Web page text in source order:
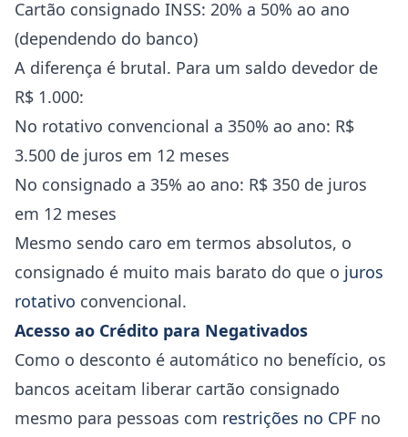
Cartão consignado INSS: 20% a 50% ao ano
(dependendo do banco)
A diferença é brutal. Para um saldo devedor de
R$ 1.000:
No rotativo convencional a 350% ao ano: R$
3.500 de juros em 12 meses
No consignado a 35% ao ano: R$ 350 de juros
em 12 meses
Mesmo sendo caro em termos absolutos, o
consignado é muito mais barato do que o juros
rotativo convencional.
Acesso ao Crédito para Negativados
Como o desconto é automático no benefício, os
bancos aceitam liberar cartão consignado
mesmo para pessoas com restrições no CPF no